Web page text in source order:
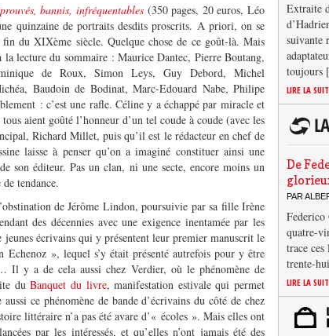
bannis, infréquentables (350 pages, 20 euros, Léo
quinzaine de portraits desdits proscrits. A priori, on se
du XIXème siècle. Quelque chose de ce goût-là. Mais
la lecture du sommaire : Maurice Dantec, Pierre Boutang,
de Roux, Simon Leys, Guy Debord, Michel
Baudoin de Bodinat, Marc-Edouard Nabe, Philipe
: c’est une rafle. Céline y a échappé par miracle et
aient goûté l’honneur d’un tel coude à coude (avec les
Richard Millet, puis qu’il est le rédacteur en chef de
laisse à penser qu’on a imaginé constituer ainsi une
son éditeur. Pas un clan, ni une secte, encore moins un
tendance.
de Jérôme Lindon, poursuivie par sa fille Irène
des décennies avec une exigence inentamée par les
jeunes écrivains qui y présentent leur premier manuscrit le
», lequel s’y était présenté autrefois pour y être
y a de cela aussi chez Verdier, où le phénomène de
duBanquet du livre, manifestation estivale qui permet
ce phénomène de bande d’écrivains du côté de chez
littéraire n’a pas été avare d’« écoles ». Mais elles ont
par les intéressés, et qu’elles n’ont jamais été des
Extraite
suivante
LIRE LA
De
PAR
quatre-
trace
trente-
LIRE LA